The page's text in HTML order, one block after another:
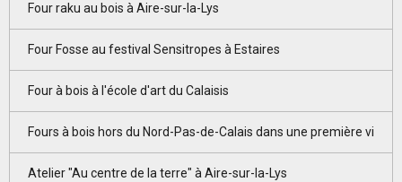
Four raku au bois à Aire-sur-la-Lys
Four Fosse au festival Sensitropes à Estaires
Four à bois à l'école d'art du Calaisis
Fours à bois hors du Nord-Pas-de-Calais dans une première vi
Atelier "Au centre de la terre" à Aire-sur-la-Lys